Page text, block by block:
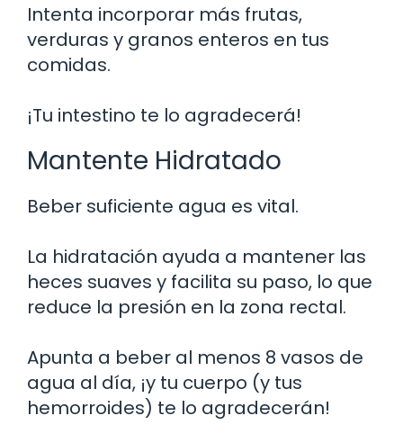
Intenta incorporar más frutas,
verduras y granos enteros en tus
comidas.
¡Tu intestino te lo agradecerá!
Mantente Hidratado
Beber suficiente agua es vital.
La hidratación ayuda a mantener las
heces suaves y facilita su paso, lo que
reduce la presión en la zona rectal.
Apunta a beber al menos 8 vasos de
agua al día, ¡y tu cuerpo (y tus
hemorroides) te lo agradecerán!